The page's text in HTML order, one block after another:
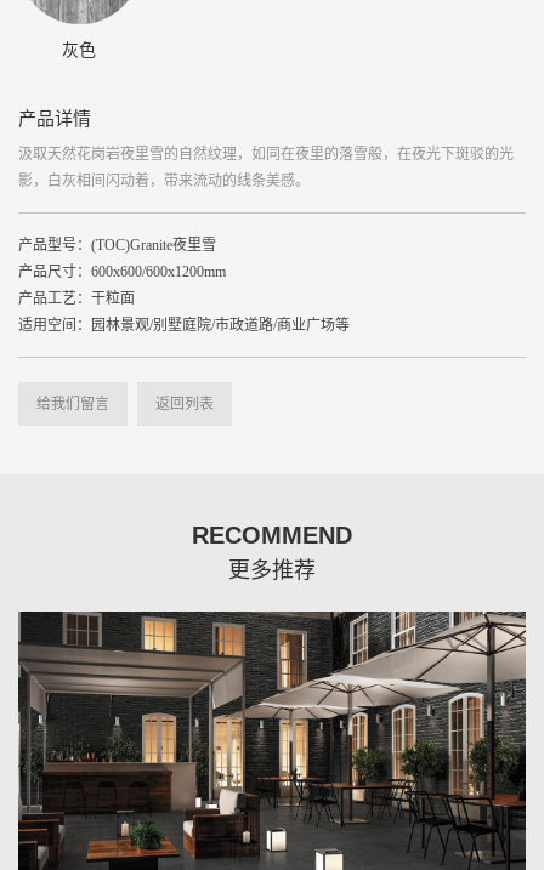
灰色
产品详情
汲取天然花岗岩夜里雪的自然纹理，如同在夜里的落雪般，在夜光下斑驳的光
影，白灰相间闪动着，带来流动的线条美感。
产品型号：(TOC)Granite夜里雪
产品尺寸：600x600/600x1200mm
产品工艺：干粒面
适用空间：园林景观/别墅庭院/市政道路/商业广场等
给我们留言 返回列表
RECOMMEND
更多推荐